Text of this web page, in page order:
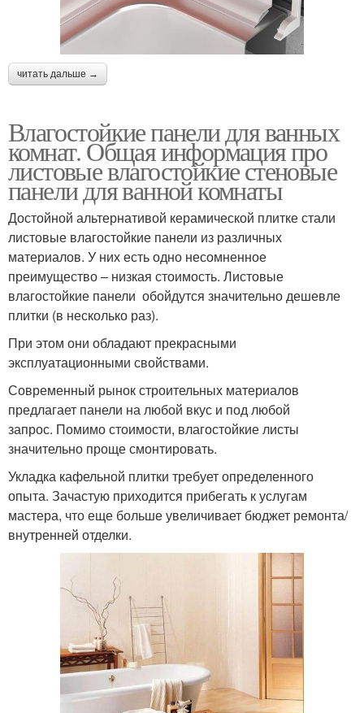
читать дальше →
Влагостойкие панели для ванных
комнат. Общая информация про
листовые влагостойкие стеновые
панели для ванной комнаты
Достойной альтернативой керамической плитке стали
листовые влагостойкие панели из различных
материалов. У них есть одно несомненное
преимущество – низкая стоимость. Листовые
влагостойкие панели обойдутся значительно дешевле
плитки (в несколько раз).
При этом они обладают прекрасными
эксплуатационными свойствами.
Современный рынок строительных материалов
предлагает панели на любой вкус и под любой
запрос. Помимо стоимости, влагостойкие листы
значительно проще смонтировать.
Укладка кафельной плитки требует определенного
опыта. Зачастую приходится прибегать к услугам
мастера, что еще больше увеличивает бюджет ремонта/
внутренней отделки.